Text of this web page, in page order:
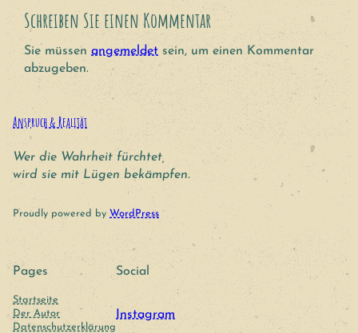
Schreiben Sie einen Kommentar
Sie müssen angemeldet sein, um einen Kommentar
abzugeben.
Anspruch & Realität
Wer die Wahrheit fürchtet,
wird sie mit Lügen bekämpfen.
Proudly powered by WordPress
Pages
Startseite
Der Autor
Datenschutzerklärung
Social
Instagram